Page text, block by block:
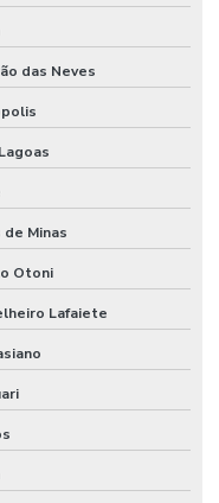
industrial
sem fio
wireless
das Neves
Minas
Otoni
Lafaiete